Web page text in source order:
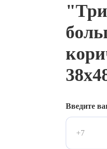
Введите